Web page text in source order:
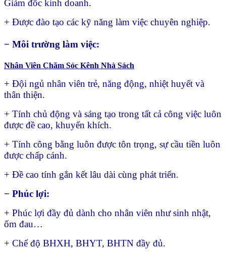
Giám đốc kinh doanh.
+ Được đào tạo các kỹ năng làm việc chuyên nghiệp.
− Môi trường làm việc:
Nhân Viên Chăm Sóc Kênh Nhà Sách
+ Đội ngủ nhân viên trẻ, năng động, nhiệt huyết và
thân thiện.
+ Tính chủ động và sáng tạo trong tất cả công việc luôn
được đề cao, khuyến khích.
+ Tính công bằng luôn được tôn trọng, sự cầu tiền luôn
được chấp cánh.
+ Đề cao tính gắn kết lâu dài cùng phát triển.
− Phúc lợi:
+ Phúc lợi đầy đủ dành cho nhân viên như sinh nhật,
ốm đau…
+ Chế độ BHXH, BHYT, BHTN đầy đủ.